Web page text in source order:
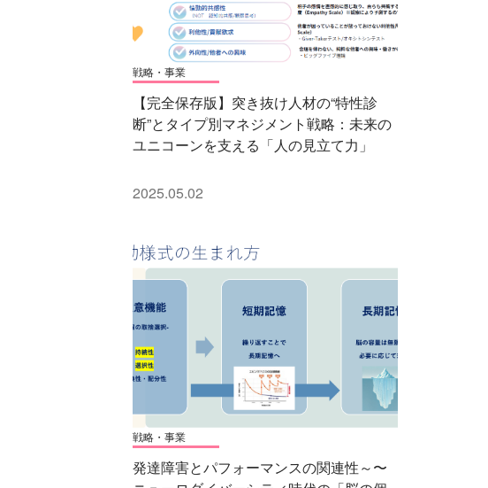
戦略・事業
【完全保存版】突き抜け人材の“特性診
断”とタイプ別マネジメント戦略：未来の
ユニコーンを支える「人の見立て力」
2025.05.02
戦略・事業
発達障害とパフォーマンスの関連性～〜